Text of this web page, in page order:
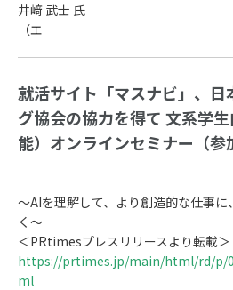
井﨑 武士 氏
（エ
就活サイト「マスナビ」、日
グ協会の協力を得て 文系学
能）オンラインセミナー（参
〜AIを理解して、より創造的な仕事
く〜
＜PRtimesプレスリリースより転載＞
https://prtimes.jp/main/html/rd/p/
ml